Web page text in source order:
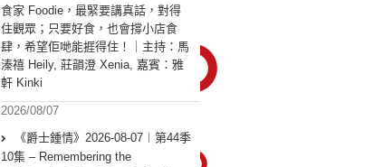
食家 Foodie，最緊要講真話，對得
住觀眾；只要好食，也會撐小店食
肆，希望佢哋能捱得住！｜主持：馬
溱禧 Heily, 莊韻澄 Xenia, 嘉賓：雅
軒 Kinki
2026/08/07
《爵士鍾情》2026-08-07︱第44季
10集 – Remembering the